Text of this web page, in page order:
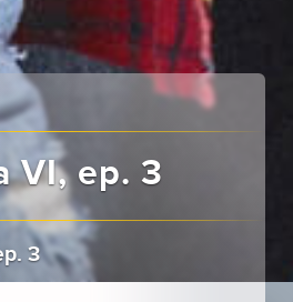
VI, ep. 3
3